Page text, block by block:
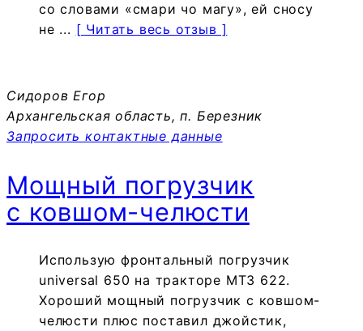
со словами «смари чо магу», ей сносу
не ... [ Читать весь отзыв ]
Сидоров Егор
Архангельская область, п. Березник
Запросить контактные данные
Мощный погрузчик
с ковшом-челюсти
Использую фронтальный погрузчик
universal 650 на тракторе МТЗ 622.
Хороший мощный погрузчик с ковшом-
челюсти плюс поставил джойстик,